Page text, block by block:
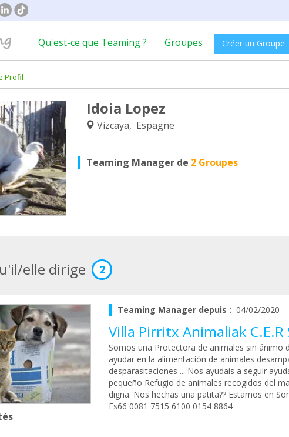
Qu'est-ce que Teaming ? Groupes Créer un Groupe
Profil
Idoia Lopez
Vizcaya, Espagne
Teaming Manager de 2 Groupes
elle dirige 2
Teaming Manager depuis : 04/02/2020
Villa Pirritx Animaliak C.E.R
Somos una Protectora de animales sin ánimo
ayudar en la alimentación de animales
desparasitaciones ... Nos ayudais a seguir
pequeño Refugio de animales recogidos del
digna. Nos hechas una patita?? Estamos en
Es66 0081 7515 6100 0154 8864